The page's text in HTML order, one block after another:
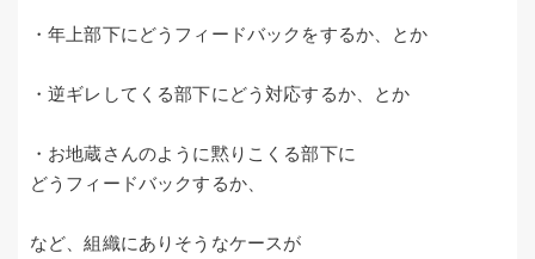
・年上部下にどうフィードバックをするか、とか
・逆ギレしてくる部下にどう対応するか、とか
・お地蔵さんのように黙りこくる部下に
どうフィードバックするか、
など、組織にありそうなケースが